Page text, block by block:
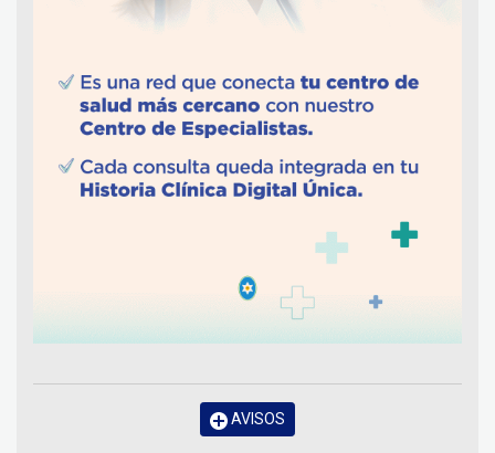
AVISOS